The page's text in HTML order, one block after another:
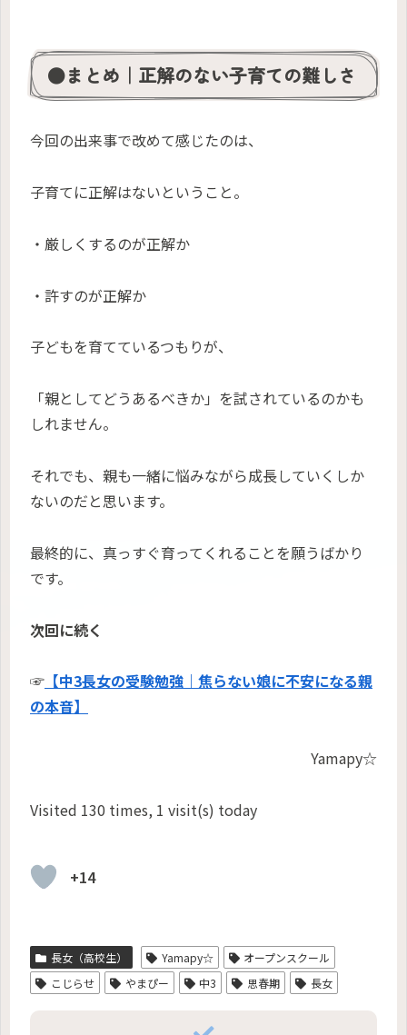
●まとめ｜正解のない子育ての難しさ
今回の出来事で改めて感じたのは、
子育てに正解はないということ。
・厳しくするのが正解か
・許すのが正解か
子どもを育てているつもりが、
「親としてどうあるべきか」を試されているのかも
しれません。
それでも、親も一緒に悩みながら成長していくしか
ないのだと思います。
最終的に、真っすぐ育ってくれることを願うばかり
です。
次回に続く
☞ 【中3長女の受験勉強｜焦らない娘に不安になる親
の本音】
Yamapy☆
Visited 130 times, 1 visit(s) today
+14
長女（高校生） Yamapy☆
オープンスクール
こじらせ
やまぴー 中3 思春期 長女